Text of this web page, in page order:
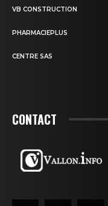
VB CONSTRUCTION
PHARMACIEPLUS
CENTRE SAS
CONTACT